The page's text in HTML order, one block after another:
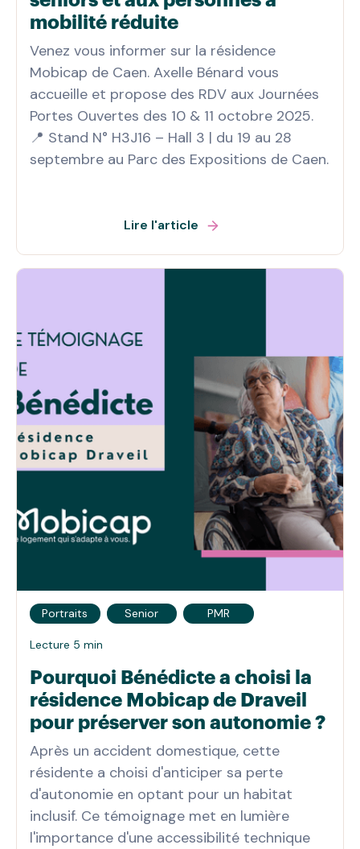
mobilité réduite
Venez vous informer sur la résidence
Mobicap de Caen. Axelle Bénard vous
accueille et propose des RDV aux Journées
Portes Ouvertes des 10 & 11 octobre 2025.
📍 Stand N° H3J16 – Hall 3 | du 19 au 28
septembre au Parc des Expositions de Caen.
Lire l'article
Portraits Senior PMR
Lecture 5 min
Pourquoi Bénédicte a choisi la
résidence Mobicap de Draveil
pour préserver son autonomie ?
Après un accident domestique, cette
résidente a choisi d'anticiper sa perte
d'autonomie en optant pour un habitat
inclusif. Ce témoignage met en lumière
l'importance d'une accessibilité technique